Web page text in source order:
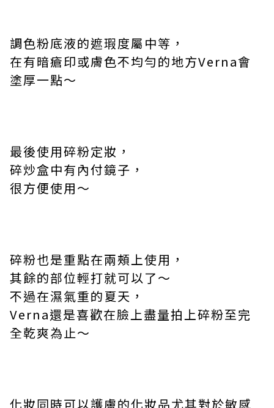
調色粉底液的遮瑕度屬中等，
在有暗瘡印或膚色不均勻的地方Verna會
塗厚一點～
最後使用碎粉定妝，
碎炒盒中有內付鏡子，
很方便使用～
碎粉也是重點在兩頰上使用，
其餘的部位輕打就可以了～
不過在濕氣重的夏天，
Verna還是喜歡在臉上盡量拍上碎粉至完
全乾爽為止～
化妝同時可以護膚的化妝品尤其對於敏感